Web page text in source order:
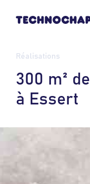
Réalisations
300 m² d e
à Essert